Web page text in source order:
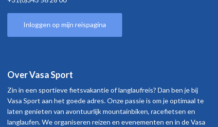
Inloggen op mijn reispagina
Over Vasa Sport
Zin in een sportieve fietsvakantie of langlaufreis? Dan ben je bij
Vasa Sport aan het goede adres. Onze passie is om je optimaal te
laten genieten van avontuurlijk mountainbiken, racefietsen en
langlaufen. We organiseren reizen en evenementen en in de Vasa